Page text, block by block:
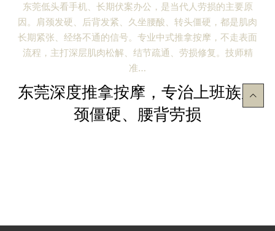
案办公，是当代人劳损的主要原
久坐腰酸、转头僵硬，都是肌肉
。专业中式推拿按摩，不走表面
、结节疏通、劳损修复。技师精
摩，专治上班族肩
、腰背劳损
东莞老话讲“人老先老脚
量，布满密集穴位与脏腑
下沉，都会导致双脚酸胀
先以温汤泡脚暖足驱寒，
双脚藏